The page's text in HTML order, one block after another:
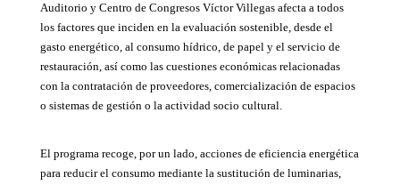
Auditorio y Centro de Congresos Víctor Villegas afecta a todos
los factores que inciden en la evaluación sostenible, desde el
gasto energético, al consumo hídrico, de papel y el servicio de
restauración, así como las cuestiones económicas relacionadas
con la contratación de proveedores, comercialización de espacios
o sistemas de gestión o la actividad socio cultural.
El programa recoge, por un lado, acciones de eficiencia energética
para reducir el consumo mediante la sustitución de luminarias,